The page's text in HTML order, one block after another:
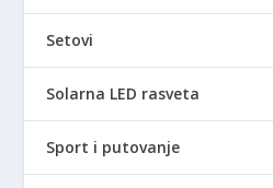
Setovi
Solarna LED rasveta
Sport i putovanje